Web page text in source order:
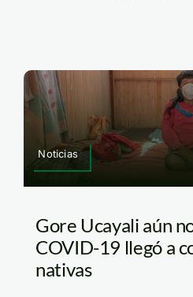
Noticias
Gore Ucayali aún
COVID-19 llegó a
nativas